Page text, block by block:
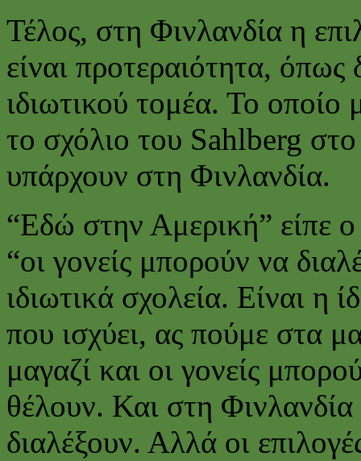
Τέλος, στη Φινλανδία η
είναι προτεραιότητα,
ιδιωτικού τομέα. Το
το σχόλιο του Sahlberg
υπάρχουν στη Φινλανδία.
“Εδώ στην Αμερική” είπε
“οι γονείς μπορούν να
ιδιωτικά σχολεία. Είναι η
που ισχύει, ας πούμε στα
μαγαζί και οι γονείς
θέλουν. Και στη Φινλανδία
διαλέξουν. Αλλά οι